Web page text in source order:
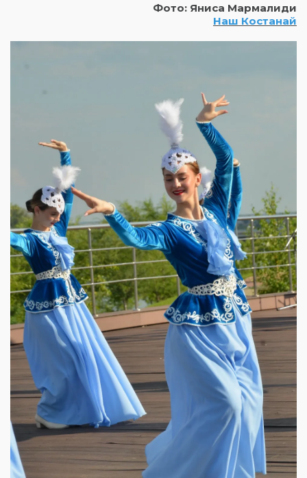
Фото: Яниса Мармалиди
Наш Костанай